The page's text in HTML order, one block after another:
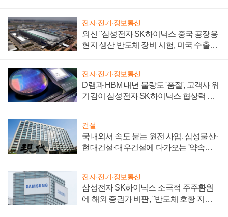
전자·전기·정보통신
외신 "삼성전자 SK하이닉스 중국 공장용
현지 생산 반도체 장비 시험, 미국 수출통
전자·전기·정보통신
D램과 HBM 내년 물량도 '품절', 고객사 위
기감이 삼성전자 SK하이닉스 협상력 더
건설
국내외서 속도 붙는 원전 사업, 삼성물산·
현대건설·대우건설에 다가오는 '약속의
전자·전기·정보통신
삼성전자 SK하이닉스 소극적 주주환원
에 해외 증권가 비판, "반도체 호황 지속